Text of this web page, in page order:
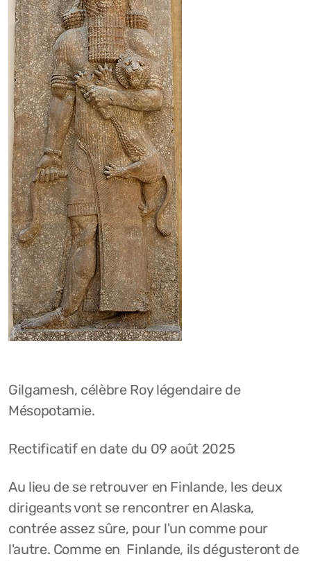
Gilgamesh, célèbre Roy légendaire de
Mésopotamie.
Rectificatif en date du 09 août 2025
Au lieu de se retrouver en Finlande, les deux
dirigeants vont se rencontrer en Alaska,
contrée assez sûre, pour l'un comme pour
l'autre. Comme en Finlande, ils dégusteront de